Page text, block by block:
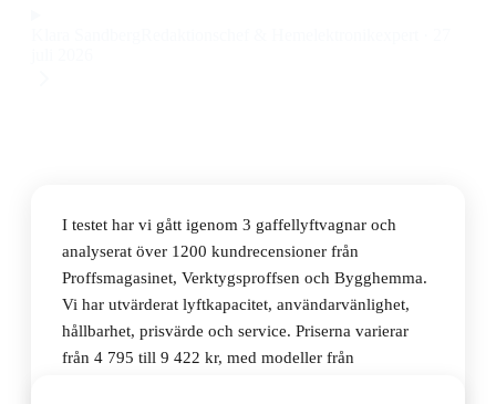
I testet har vi gått igenom 3 gaffellyftvagnar och
analyserat över 1200 kundrecensioner från
Proffsmagasinet, Verktygsproffsen och Bygghemma.
Vi har utvärderat lyftkapacitet, användarvänlighet,
hållbarhet, prisvärde och service. Priserna varierar
från 4 795 till 9 422 kr, med modeller från